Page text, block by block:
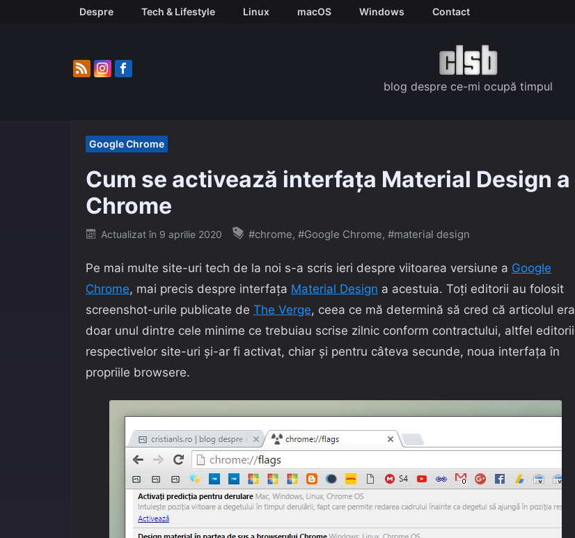
Despre Tech & Lifestyle Linux macOS Windows Contact
blog despre ce-mi ocupă timpul
Google Chrome
Cum se activează interfața Material Design a
Chrome
Posted
Actualizat în 9 aprilie 2020 #chrome, #Google Chrome, #material design
Pe mai multe site-uri tech de la noi s-a scris ieri despre viitoarea versiune a Google
Chrome, mai precis despre interfața Material Design a acestuia. Toți editorii au folosit
screenshot-urile publicate de The Verge, ceea ce mă determină să cred că articolul era
doar unul dintre cele minime ce trebuiau scrise zilnic conform contractului, altfel editorii
respectivelor site-uri și-ar fi activat, chiar și pentru câteva secunde, noua interfața în
propriile browsere.